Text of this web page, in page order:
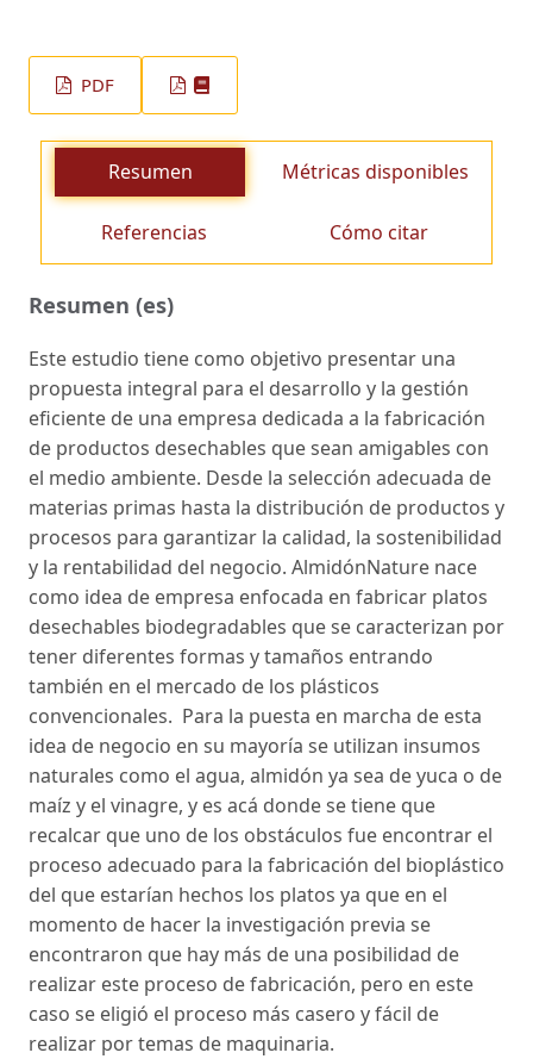
PDF
Resumen Métricas disponibles
Referencias Cómo citar
Resumen (es)
Este estudio tiene como objetivo presentar una
propuesta integral para el desarrollo y la gestión
eficiente de una empresa dedicada a la fabricación
de productos desechables que sean amigables con
el medio ambiente. Desde la selección adecuada de
materias primas hasta la distribución de productos y
procesos para garantizar la calidad, la sostenibilidad
y la rentabilidad del negocio. AlmidónNature nace
como idea de empresa enfocada en fabricar platos
desechables biodegradables que se caracterizan por
tener diferentes formas y tamaños entrando
también en el mercado de los plásticos
convencionales. Para la puesta en marcha de esta
idea de negocio en su mayoría se utilizan insumos
naturales como el agua, almidón ya sea de yuca o de
maíz y el vinagre, y es acá donde se tiene que
recalcar que uno de los obstáculos fue encontrar el
proceso adecuado para la fabricación del bioplástico
del que estarían hechos los platos ya que en el
momento de hacer la investigación previa se
encontraron que hay más de una posibilidad de
realizar este proceso de fabricación, pero en este
caso se eligió el proceso más casero y fácil de
realizar por temas de maquinaria.